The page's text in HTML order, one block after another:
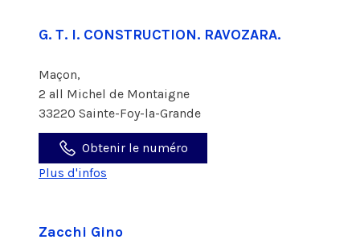
G. T. I. CONSTRUCTION. RAVOZARA.
Maçon,
2 all Michel de Montaigne
33220 Sainte-Foy-la-Grande
Obtenir le numéro
Plus d'infos
Zacchi Gino